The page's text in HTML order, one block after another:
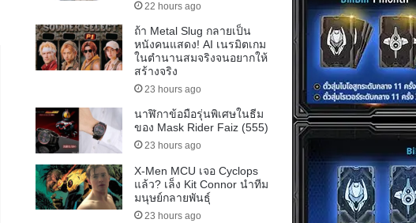
22 hours ago
ถ้า Metal Slug กลายเป็น
หนังคนแสดง! AI เนรมิตเกม
ในตำนานสมจริงจนอยากให้
สร้างจริง
23 hours ago
นาฬิกาข้อมือรุ่นพิเศษในธีม
ของ Mask Rider Faiz (555)
23 hours ago
X-Men MCU เจอ Cyclops
แล้ว? เล็ง Kit Connor นำทีม
มนุษย์กลายพันธุ์
23 hours ago